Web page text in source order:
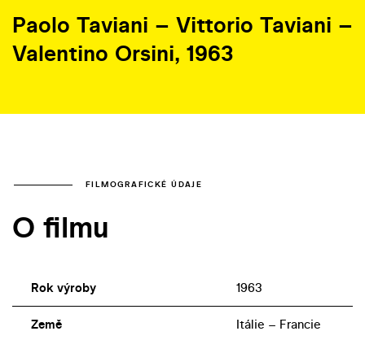
Paolo Taviani – Vittorio Taviani –
Valentino Orsini, 1963
FILMOGRAFICKÉ ÚDAJE
O filmu
Rok výroby 1963
Země Itálie – Francie